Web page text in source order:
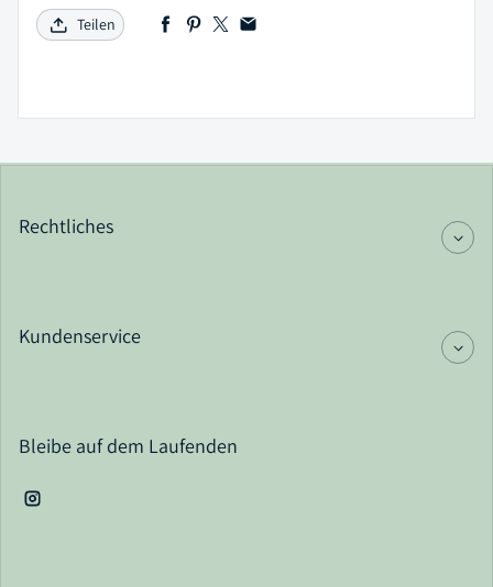
Teilen
Rechtliches
Kundenservice
Bleibe auf dem Laufenden
Instagram